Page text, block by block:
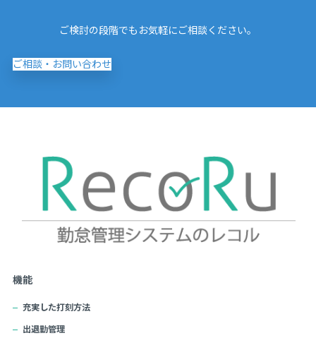
ご検討の段階でもお気軽にご相談ください。
ご相談・お問い合わせ
機能
充実した打刻方法
出退勤管理